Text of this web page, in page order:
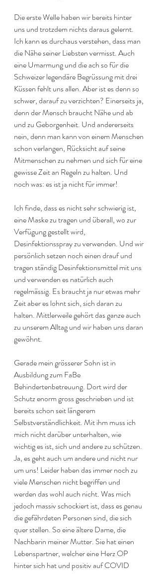
Die erste Welle haben wir bereits hinter
uns und trotzdem nichts daraus gelernt.
Ich kann es durchaus verstehen, dass man
die Nähe seiner Liebsten vermisst. Auch
eine Umarmung und die ach so für die
Schweizer legendäre Begrüssung mit drei
Küssen fehlt uns allen. Aber ist es denn so
schwer, darauf zu verzichten? Einerseits ja,
denn der Mensch braucht Nähe und ab
und zu Geborgenheit. Und andererseits
nein, denn man kann von einem Menschen
schon verlangen, Rücksicht auf seine
Mitmenschen zu nehmen und sich für eine
gewisse Zeit an Regeln zu halten. Und
noch was: es ist ja nicht für immer!
Ich finde, dass es nicht sehr schwierig ist,
eine Maske zu tragen und überall, wo zur
Verfügung gestellt wird,
Desinfektionsspray zu verwenden. Und wir
persönlich setzen noch einen drauf und
tragen ständig Desinfektionsmittel mit uns
und verwenden es natürlich auch
regelmässig. Es braucht ja nur etwas mehr
Zeit aber es lohnt sich, sich daran zu
halten. Mittlerweile gehört das ganze auch
zu unserem Alltag und wir haben uns daran
gewöhnt.
Gerade mein grösserer Sohn ist in
Ausbildung zum FaBe
Behindertenbetreuung. Dort wird der
Schutz enorm gross geschrieben und ist
bereits schon seit längerem
Selbstverständlichkeit. Mit ihm muss ich
mich nicht darüber unterhalten, wie
wichtig es ist, sich und andere zu schützen.
Ja, es geht auch um andere und nicht nur
um uns! Leider haben das immer noch zu
viele Menschen nicht begriffen und
werden das wohl auch nicht. Was mich
jedoch massiv schockiert ist, dass es genau
die gefährdeten Personen sind, die sich
quer stellen. So eine ältere Dame, die
Nachbarin meiner Mutter. Sie hat einen
Lebenspartner, welcher eine Herz OP
hinter sich hat und positiv auf COVID